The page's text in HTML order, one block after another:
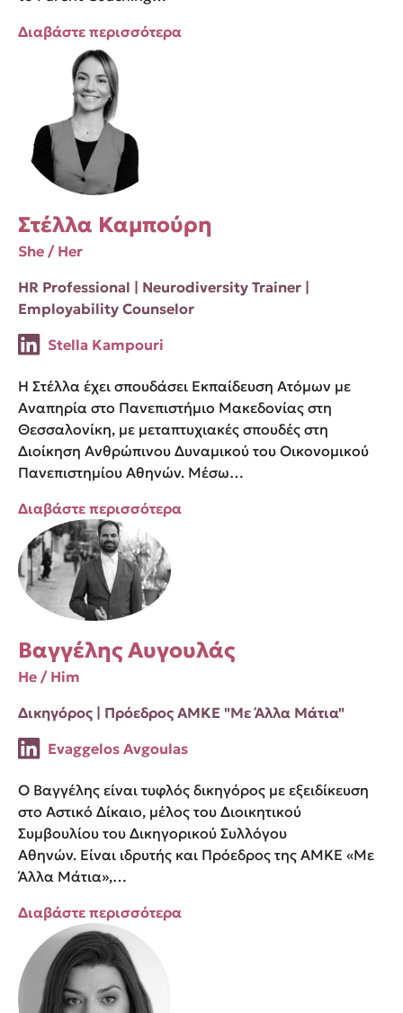
Διαβάστε περισσότερα
Στέλλα Καμπούρη
She / Her
HR Professional | Neurodiversity Trainer |
Employability Counselor
Stella Kampouri
Η Στέλλα έχει σπουδάσει Εκπαίδευση Ατόμων με
Αναπηρία στο Πανεπιστήμιο Μακεδονίας στη
Θεσσαλονίκη, με μεταπτυχιακές σπουδές στη
Διοίκηση Ανθρώπινου Δυναμικού του Οικονομικού
Πανεπιστημίου Αθηνών. Μέσω…
Διαβάστε περισσότερα
Βαγγέλης Αυγουλάς
He / Him
Δικηγόρος | Πρόεδρος ΑΜΚΕ "Με Άλλα Μάτια"
Evaggelos Avgoulas
Ο Βαγγέλης είναι τυφλός δικηγόρος με εξειδίκευση
στο Αστικό Δίκαιο, μέλος του Διοικητικού
Συμβουλίου του Δικηγορικού Συλλόγου
Αθηνών. Είναι ιδρυτής και Πρόεδρος της ΑΜΚΕ «Με
Άλλα Μάτια»,…
Διαβάστε περισσότερα